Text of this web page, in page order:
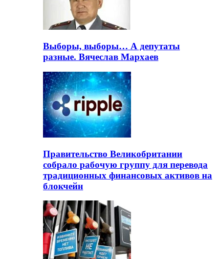
Выборы, выборы… А депутаты
разные. Вячеслав Мархаев
Правительство Великобритании
собрало рабочую группу для перевода
традиционных финансовых активов на
блокчейн